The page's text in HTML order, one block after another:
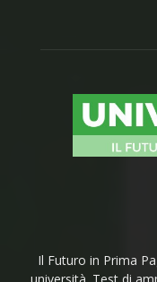
Il Futuro in Prima
università. Test di